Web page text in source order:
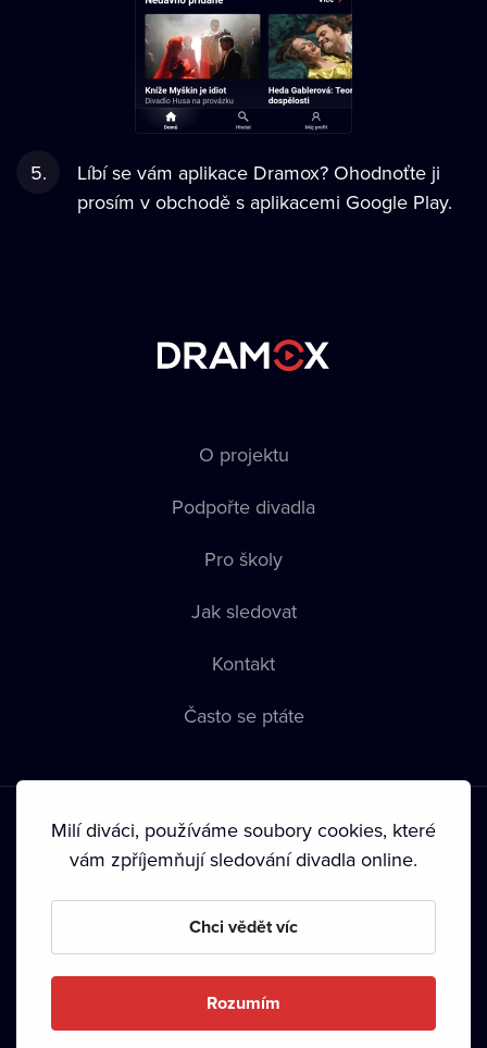
Líbí se vám aplikace Dramox? Ohodnoťte ji
prosím v obchodě s aplikacemi Google Play.
O projektu
Podpořte divadla
Pro školy
Jak sledovat
Kontakt
Často se ptáte
Podmínky používání • Ochrana soukromí • Zásady používání
Cookies• Autorská práva
Milí diváci, používáme soubory cookies, které
vám zpříjemňují sledování divadla online.
Chci vědět víc
Rozumím